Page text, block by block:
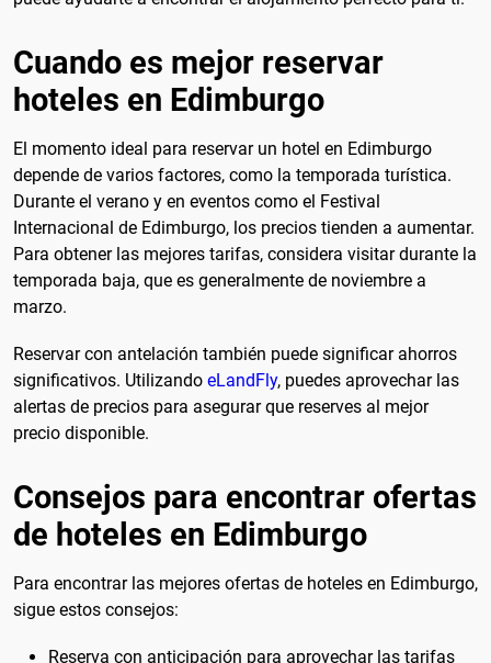
Cuando es mejor reservar
hoteles en Edimburgo
El momento ideal para reservar un hotel en Edimburgo
depende de varios factores, como la temporada turística.
Durante el verano y en eventos como el Festival
Internacional de Edimburgo, los precios tienden a aumentar.
Para obtener las mejores tarifas, considera visitar durante la
temporada baja, que es generalmente de noviembre a
marzo.
Reservar con antelación también puede significar ahorros
significativos. Utilizando eLandFly, puedes aprovechar las
alertas de precios para asegurar que reserves al mejor
precio disponible.
Consejos para encontrar ofertas
de hoteles en Edimburgo
Para encontrar las mejores ofertas de hoteles en Edimburgo,
sigue estos consejos:
Reserva con anticipación para aprovechar las tarifas